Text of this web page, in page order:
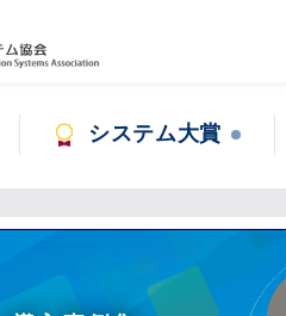
システム大賞